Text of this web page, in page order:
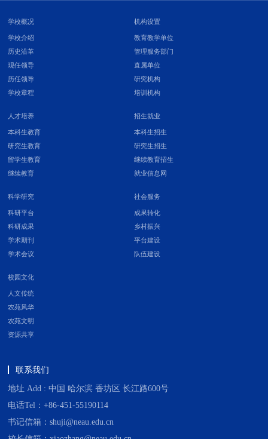
学校概况
学校介绍
历史沿革
现任领导
历任领导
学校章程
机构设置
教育教学单位
管理服务部门
直属单位
研究机构
培训机构
人才培养
本科生教育
研究生教育
留学生教育
继续教育
招生就业
本科生招生
研究生招生
继续教育招生
就业信息网
科学研究
科研平台
科研成果
学术期刊
学术会议
社会服务
成果转化
乡村振兴
平台建设
队伍建设
校园文化
人文传统
农苑风华
农苑文明
资源共享
联系我们
地址 Add : 中国 哈尔滨 香坊区 长江路600号
电话Tel：+86-451-55190114
书记信箱：shuji@neau.edu.cn